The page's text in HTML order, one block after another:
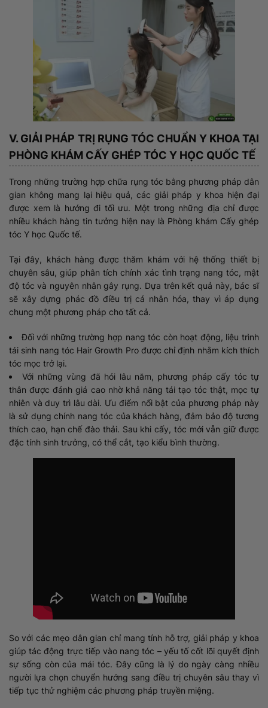
V. GIẢI PHÁP TRỊ RỤNG TÓC CHUẨN Y KHOA TẠI
PHÒNG KHÁM CẤY GHÉP TÓC Y HỌC QUỐC TẾ
Trong những trường hợp chữa rụng tóc bằng phương pháp dân
gian không mang lại hiệu quả, các giải pháp y khoa hiện đại
được xem là hướng đi tối ưu. Một trong những địa chỉ được
nhiều khách hàng tin tưởng hiện nay là Phòng khám Cấy ghép
tóc Y học Quốc tế.
Tại đây, khách hàng được thăm khám với hệ thống thiết bị
chuyên sâu, giúp phân tích chính xác tình trạng nang tóc, mật
độ tóc và nguyên nhân gây rụng. Dựa trên kết quả này, bác sĩ
sẽ xây dựng phác đồ điều trị cá nhân hóa, thay vì áp dụng
chung một phương pháp cho tất cả.
Đối với những trường hợp nang tóc còn hoạt động, liệu trình
tái sinh nang tóc Hair Growth Pro được chỉ định nhằm kích thích
tóc mọc trở lại.
Với những vùng đã hói lâu năm, phương pháp cấy tóc tự
thân được đánh giá cao nhờ khả năng tái tạo tóc thật, mọc tự
nhiên và duy trì lâu dài. Ưu điểm nổi bật của phương pháp này
là sử dụng chính nang tóc của khách hàng, đảm bảo độ tương
thích cao, hạn chế đào thải. Sau khi cấy, tóc mới vẫn giữ được
đặc tính sinh trưởng, có thể cắt, tạo kiểu bình thường.
So với các mẹo dân gian chỉ mang tính hỗ trợ, giải pháp y khoa
giúp tác động trực tiếp vào nang tóc – yếu tố cốt lõi quyết định
sự sống còn của mái tóc. Đây cũng là lý do ngày càng nhiều
người lựa chọn chuyển hướng sang điều trị chuyên sâu thay vì
tiếp tục thử nghiệm các phương pháp truyền miệng.